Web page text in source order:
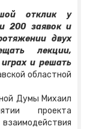
отклик у
200 заявок и
двух
лекции,
и решать
областной
Думы Михаил
проекта